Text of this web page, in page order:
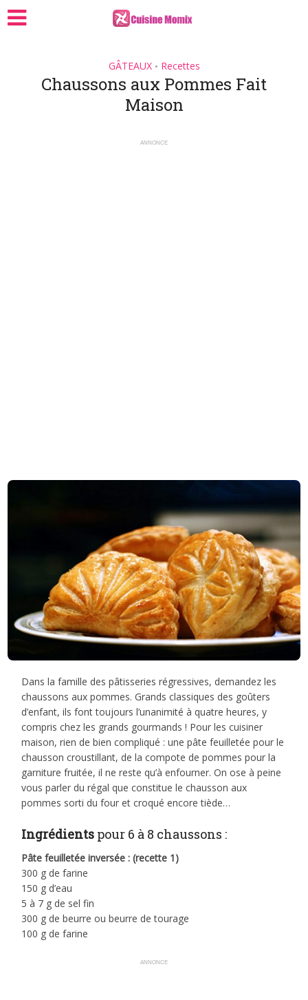
GÂTEAUX • Recettes
Chaussons aux Pommes Fait
Maison
ANNONCE
Dans la famille des pâtisseries régressives, demandez les
chaussons aux pommes. Grands classiques des goûters
d’enfant, ils font toujours l’unanimité à quatre heures, y
compris chez les grands gourmands ! Pour les cuisiner
maison, rien de bien compliqué : une pâte feuilletée pour le
chausson croustillant, de la compote de pommes pour la
garniture fruitée, il ne reste qu’à enfourner. On ose à peine
vous parler du régal que constitue le chausson aux
pommes sorti du four et croqué encore tiède…
Ingrédients pour 6 à 8 chaussons :
Pâte feuilletée inversée : (recette 1)
300 g de farine
150 g d’eau
5 à 7 g de sel fin
300 g de beurre ou beurre de tourage
100 g de farine
ANNONCE